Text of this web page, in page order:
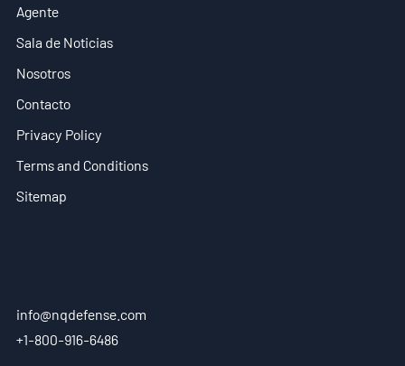
Agente
Sala de Noticias
Nosotros
Contacto
Privacy Policy
Terms and Conditions
Sitemap
info@nqdefense.com
+1-800-916-6486